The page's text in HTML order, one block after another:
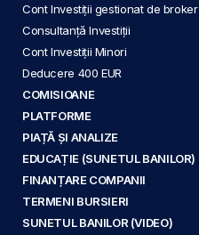
Cont Investiții gestionat de broker
Consultanță Investiții
Cont Investiții Minori
Deducere 400 EUR
COMISIOANE
PLATFORME
PIAȚĂ ȘI ANALIZE
EDUCAȚIE (SUNETUL BANILOR)
FINANȚARE COMPANII
TERMENI BURSIERI
SUNETUL BANILOR (VIDEO)